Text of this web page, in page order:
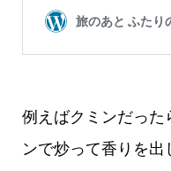
例えばクミンだっ
ンで炒って香りを